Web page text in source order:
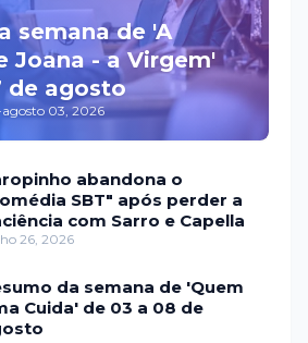
semana de 'A
Joana - a Virgem'
de agosto
agosto 03, 2026
abandona o
SBT" após perder a
com Sarro e Capella
26, 2026
da semana de 'Quem
Cuida' de 03 a 08 de